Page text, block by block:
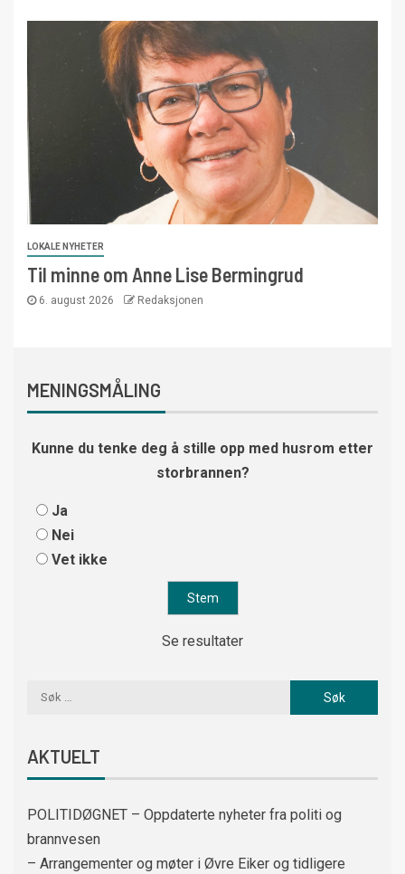
LOKALE NYHETER
Til minne om Anne Lise Bermingrud
6. august 2026 Redaksjonen
MENINGSMÅLING
Kunne du tenke deg å stille opp med husrom etter
storbrannen?
Ja
Nei
Vet ikke
Se resultater
AKTUELT
POLITIDØGNET – Oppdaterte nyheter fra politi og
brannvesen
– Arrangementer og møter i Øvre Eiker og tidligere